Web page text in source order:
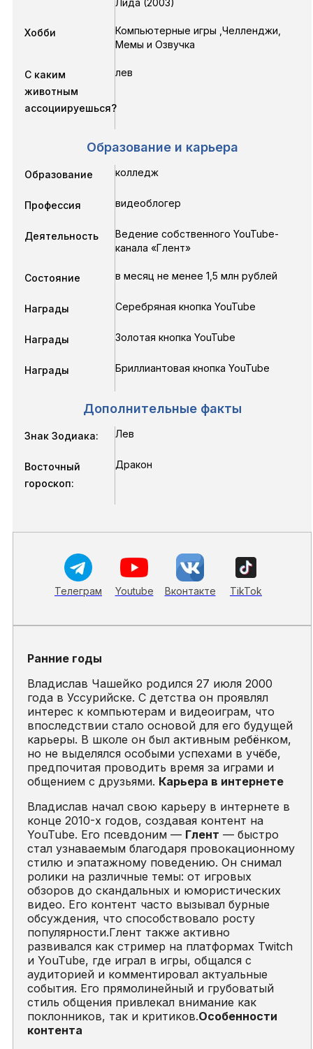
Хобби
Компьютерные игры ,Челленджи,
Мемы и Озвучка
С каким
животным
ассоциируешься?
лев
Образование и карьера
Образование колледж
Профессия видеоблогер
Деятельность
Ведение собственного YouTube-
канала «Глент»
Состояние в месяц не менее 1,5 млн рублей
Награды Серебряная кнопка YouTube
Награды Золотая кнопка YouTube
Награды Бриллиантовая кнопка YouTube
Дополнительные факты
Знак Зодиака: Лев
Восточный
гороскоп:
Дракон
Телеграм Youtube Вконтакте TikTok
Ранние годы
Владислав Чашейко родился 27 июля 2000
года в Уссурийске. С детства он проявлял
интерес к компьютерам и видеоиграм, что
впоследствии стало основой для его будущей
карьеры. В школе он был активным ребёнком,
но не выделялся особыми успехами в учёбе,
предпочитая проводить время за играми и
общением с друзьями. Карьера в интернете
Владислав начал свою карьеру в интернете в
конце 2010-х годов, создавая контент на
YouTube. Его псевдоним — Глент — быстро
стал узнаваемым благодаря провокационному
стилю и эпатажному поведению. Он снимал
ролики на различные темы: от игровых
обзоров до скандальных и юмористических
видео. Его контент часто вызывал бурные
обсуждения, что способствовало росту
популярности.Глент также активно
развивался как стример на платформах Twitch
и YouTube, где играл в игры, общался с
аудиторией и комментировал актуальные
события. Его прямолинейный и грубоватый
стиль общения привлекал внимание как
поклонников, так и критиков.Особенности
контента